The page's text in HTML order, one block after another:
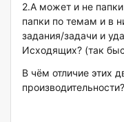
2.А может и не
папки по темам и в
задания/задачи и
Исходящих? (так
В чём отличие этих
производительности?